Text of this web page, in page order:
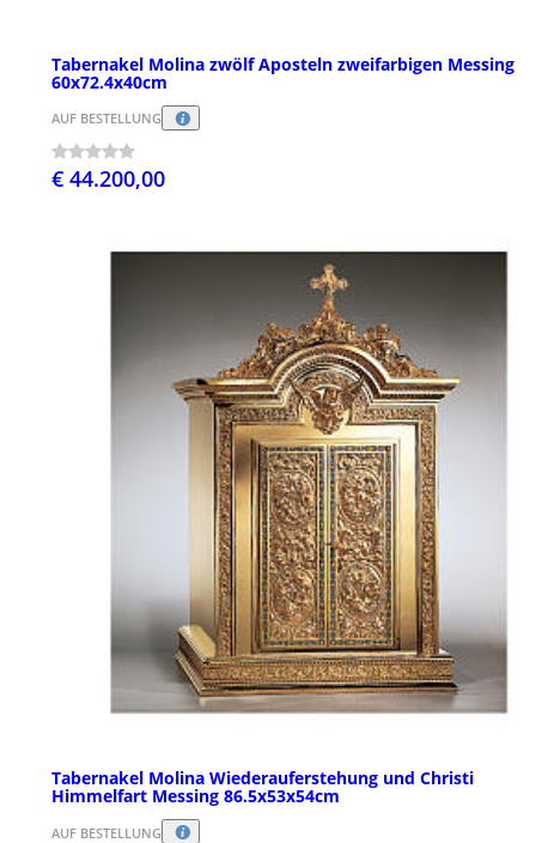
Tabernakel Molina zwölf Aposteln zweifarbigen Messing
60x72.4x40cm
AUF BESTELLUNG
€ 44.200,00
Tabernakel Molina Wiederauferstehung und Christi
Himmelfart Messing 86.5x53x54cm
AUF BESTELLUNG